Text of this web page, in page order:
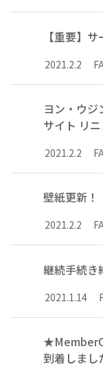
【重要】
2021 .2.2
ヨン・ウ
サイト リ
2021 .2.2
壁紙更新！
2021.2.2
継続手続き
2021 .1 .14
到着しまし